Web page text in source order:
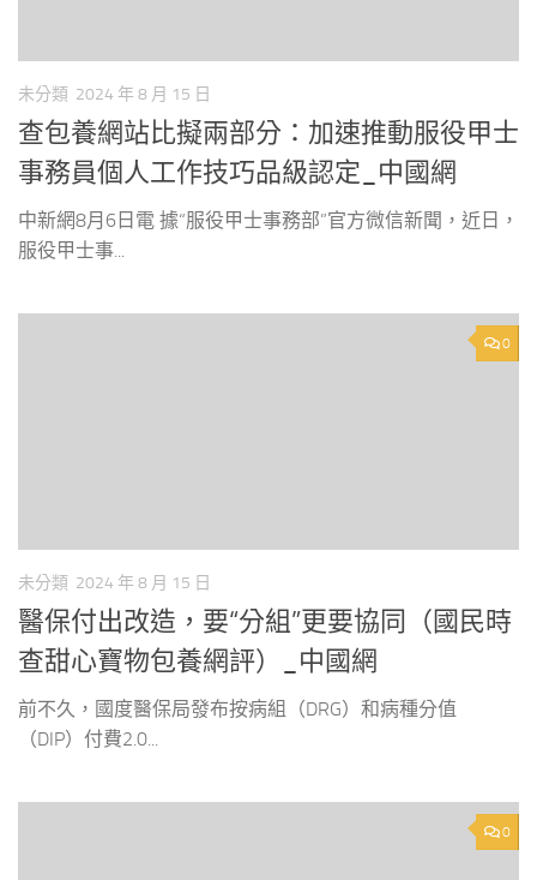
未分類 2024 年 8 月 15 日
查包養網站比擬兩部分：加速推動服役甲士
事務員個人工作技巧品級認定_中國網
中新網8月6日電 據“服役甲士事務部”官方微信新聞，近日，
服役甲士事...
0
未分類 2024 年 8 月 15 日
醫保付出改造，要“分組”更要協同（國民時
查甜心寶物包養網評）_中國網
前不久，國度醫保局發布按病組（DRG）和病種分值
（DIP）付費2.0...
0